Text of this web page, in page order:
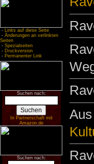
- Links auf diese Seite
- Änderungen an verlinkten
Seiten
- Spezialseiten
- Druckversion
- Permanenter Link
Suchen nach:
In Partnerschaft mit
Amazon.de
Suchen nach: